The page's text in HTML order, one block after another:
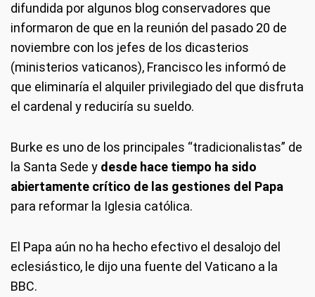
difundida por algunos blog conservadores que
informaron de que en la reunión del pasado 20 de
noviembre con los jefes de los dicasterios
(ministerios vaticanos), Francisco les informó de
que eliminaría el alquiler privilegiado del que disfruta
el cardenal y reduciría su sueldo.
Burke es uno de los principales “tradicionalistas” de
la Santa Sede y desde hace tiempo ha sido
abiertamente crítico de las gestiones del Papa
para reformar la Iglesia católica.
El Papa aún no ha hecho efectivo el desalojo del
eclesiástico, le dijo una fuente del Vaticano a la
BBC.